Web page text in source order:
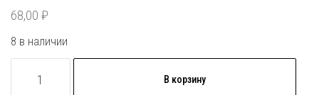
68,00 ₽
8 в наличии
товара
В корзину